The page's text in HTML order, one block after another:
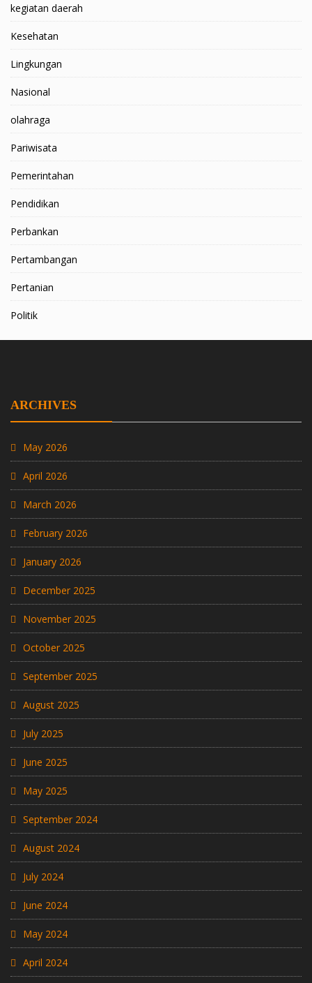
kegiatan daerah
Kesehatan
Lingkungan
Nasional
olahraga
Pariwisata
Pemerintahan
Pendidikan
Perbankan
Pertambangan
Pertanian
Politik
ARCHIVES
May 2026
April 2026
March 2026
February 2026
January 2026
December 2025
November 2025
October 2025
September 2025
August 2025
July 2025
June 2025
May 2025
September 2024
August 2024
July 2024
June 2024
May 2024
April 2024